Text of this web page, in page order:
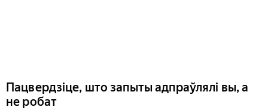
Пацвердзіце, што запыты адпраўлялі вы, а
не робат